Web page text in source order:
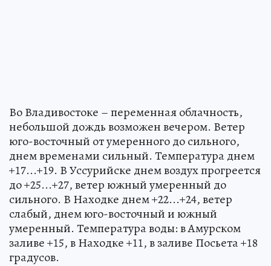
Во Владивостоке – переменная облачность,
небольшой дождь возможен вечером. Ветер
юго-восточный от умеренного до сильного,
днем временами сильный. Температура днем
+17...+19. В Уссурийске днем воздух прогреется
до +25...+27, ветер южный умеренный до
сильного. В Находке днем +22...+24, ветер
слабый, днем юго-восточный и южный
умеренный. Температура воды: в Амурском
заливе +15, в Находке +11, в заливе Посьета +18
градусов.